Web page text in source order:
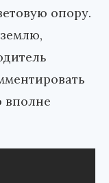
опору.
вполне